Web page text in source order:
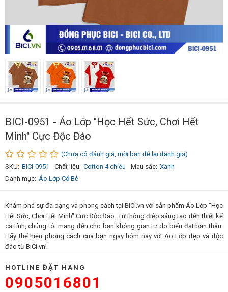
BICI-0951 - Áo Lớp "Học Hết Sức, Chơi Hết
Mình" Cực Độc Đáo
(Chưa có đánh giá, mời bạn để lại đánh giá)
SKU: BICI-0951 Chất liệu: Cotton 4 chiều Màu sắc: Xanh
Danh mục: Áo Lớp Cổ Bẻ
Khám phá sự đa dạng và phong cách tại BiCi.vn với sản phẩm Áo Lớp "Học
Hết Sức, Chơi Hết Mình" Cực Độc Đáo. Từ thông điệp sáng tạo đến thiết kế
cá tính, chúng tôi mang đến cho bạn không gian tự do biểu đạt bản thân.
Hãy thể hiện phong cách của bạn ngay hôm nay với Áo Lớp đẹp và độc
đáo từ BiCi.vn!
HOTLINE ĐẶT HÀNG
0905016801